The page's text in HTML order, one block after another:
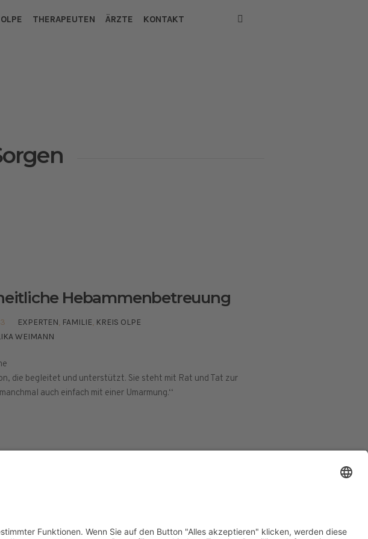
THERAPEUTEN ÄRZTE KONTAKT
Hebammenbetreuung
EXPERTEN, FAMILIE, KREIS OLPE
WEIMANN
die begleitet und unterstützt. Sie steht mit Rat und Tat zur
auch einfach mit einer Umarmung.‘‘